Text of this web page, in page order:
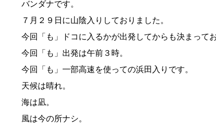
バンダナです。
７月２９日に山陰入りしておりました。
今回「も」ドコに入るかが出発してからも決まって
今回「も」出発は午前３時。
今回「も」一部高速を使っての浜田入りです。
天候は晴れ。
海は凪。
風は今の所ナシ。